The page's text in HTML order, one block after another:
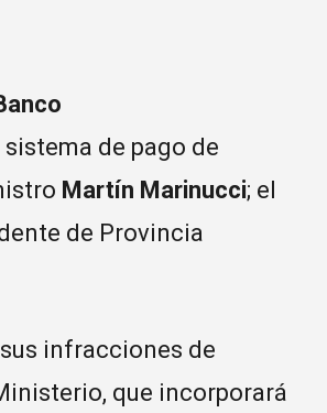
sistema de pago de
Martín Marinucci; el
de Provincia
infracciones de
que incorporará